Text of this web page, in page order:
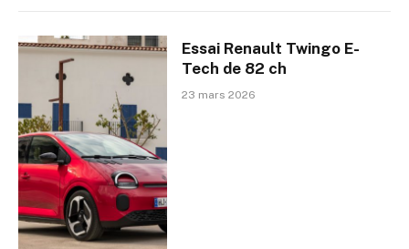
Essai Renault Twingo E-
Tech de 82 ch
23 mars 2026